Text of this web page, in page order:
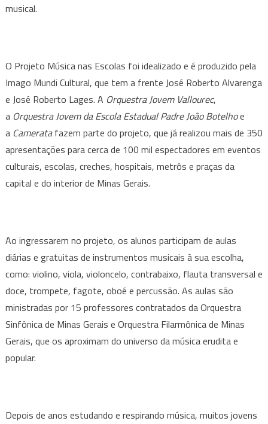
musical.
O Projeto Música nas Escolas foi idealizado e é produzido pela
Imago Mundi Cultural, que tem a frente José Roberto Alvarenga
e José Roberto Lages. A Orquestra Jovem Vallourec,
a Orquestra Jovem da Escola Estadual Padre João Botelhoe
aCameratafazem parte do projeto, que já realizou mais de 350
apresentações para cerca de 100 mil espectadores em eventos
culturais, escolas, creches, hospitais, metrôs e praças da
capital e do interior de Minas Gerais.
Ao ingressarem no projeto, os alunos participam de aulas
diárias e gratuitas de instrumentos musicais à sua escolha,
como: violino, viola, violoncelo, contrabaixo, flauta transversal e
doce, trompete, fagote, oboé e percussão. As aulas são
ministradas por 15 professores contratados da Orquestra
Sinfônica de Minas Gerais e Orquestra Filarmônica de Minas
Gerais, que os aproximam do universo da música erudita e
popular.
Depois de anos estudando e respirando música, muitos jovens